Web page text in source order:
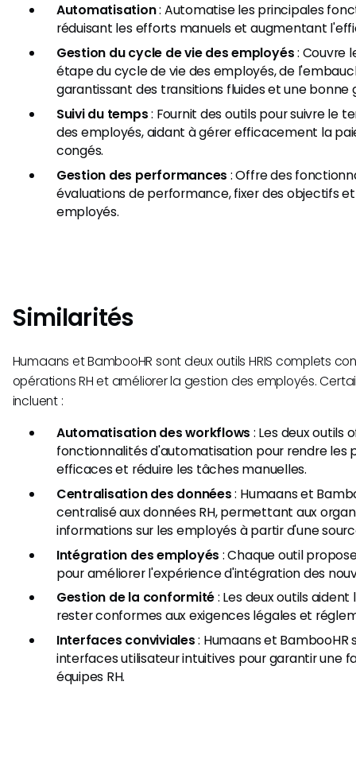
Automatisation: Automatise les principales
réduisant les efforts manuels et augmentant
Gestion du cycle de vie des employés: Couvre
étape du cycle de vie des employés, de
garantissant des transitions fluides et une bonne
Suivi du temps: Fournit des outils pour suivre le
des employés, aidant à gérer efficacement la
congés.
Gestion des performances : Offre des
évaluations de performance, fixer des objectifs
employés.
Similarités
Humaans et BambooHR sont deux outils HRIS complets
opérations RH et améliorer la gestion des employés.
incluent :
Automatisation des workflows : Les deux outils
fonctionnalités d'automatisation pour rendre les
efficaces et réduire les tâches manuelles.
Centralisation des données: Humaans et
centralisé aux données RH, permettant aux
informations sur les employés à partir d'une
Intégration des employés : Chaque outil
pour améliorer l'expérience d'intégration des
Gestion de la conformité: Les deux outils
rester conformes aux exigences légales et
Interfaces conviviales: Humaans et
interfaces utilisateur intuitives pour garantir une
équipes RH.